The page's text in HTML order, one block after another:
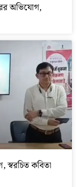
অভিযোগ,
কবিতা